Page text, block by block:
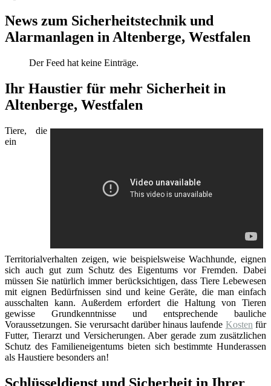
News zum Sicherheitstechnik und
Alarmanlagen in Altenberge, Westfalen
Der Feed hat keine Einträge.
Ihr Haustier für mehr Sicherheit in
Altenberge, Westfalen
Tiere, die
ein
Territorialverhalten zeigen, wie beispielsweise Wachhunde, eignen
sich auch gut zum Schutz des Eigentums vor Fremden. Dabei
müssen Sie natürlich immer berücksichtigen, dass Tiere Lebewesen
mit eignen Bedürfnissen sind und keine Geräte, die man einfach
ausschalten kann. Außerdem erfordert die Haltung von Tieren
gewisse Grundkenntnisse und entsprechende bauliche
Voraussetzungen. Sie verursacht darüber hinaus laufende Kosten für
Futter, Tierarzt und Versicherungen. Aber gerade zum zusätzlichen
Schutz des Familieneigentums bieten sich bestimmte Hunderassen
als Haustiere besonders an!
Schlüsseldienst und Sicherheit in Ihrer